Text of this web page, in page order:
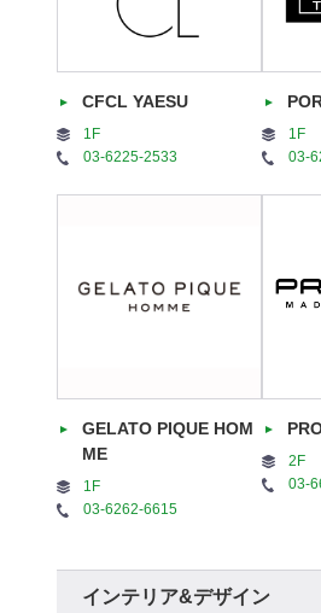
CFCL YAESU
1F
03-6225-2533
1F
03-
GELATO PIQUE HOM
ME
1F
03-6262-6615
2F
03-
インテリア&デザイン